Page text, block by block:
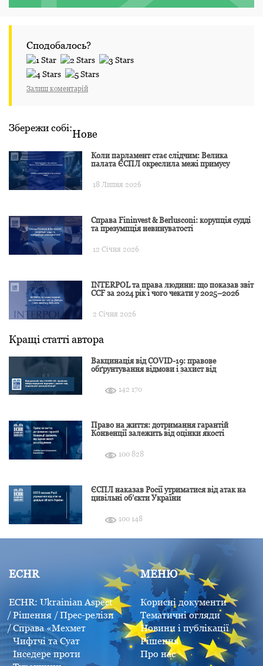
Сподобалось?
Залиш коментарій
Збережи собі:Нове
Коли парламент стає слідчим: Велика
палата ЄСПЛ окреслила межі примусу
18 Липня 2026
Справа Fininvest & Berlusconi: корупція судді
та презумпція невинуватості
12 Січня 2026
INTERPOL та права людини: що показав звіт
CCF за 2024 рік і чого чекати у 2025–2026
2 Січня 2026
Кращі статті автора
Вакцинація від COVID-19: правове
обґрунтування відмови і захист від
142 170
Право на життя: дотримання гарантій
Конвенції залежить від оцінки якості
100 828
ЄСПЛ наказав Росії утриматися від атак на
цивільні об’єкти України
100 148
ECHR
ECHR: Ukrainian Aspect
Рішення
Прес-релізи
Справа «Мехмет
Чифтчі та Суат
Інседере проти
МЕНЮ
Корисні документи
Тематичні огляди
Новини і публікації
Рішення
Про нас